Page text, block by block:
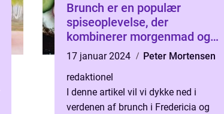
Brunch er en populær
spiseoplevelse, der
kombinerer morgenmad og
frokost, og i byen Fredericia
er der en bred vifte af steder,
der tilbyder denne lækre
måltid
17 januar 2024
Peter Mortensen
redaktionel
I denne artikel vil vi dykke ned i
verdenen af brunch i Fredericia og